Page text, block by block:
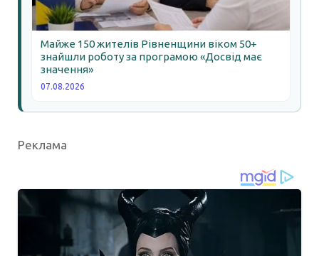
Майже 150 жителів Рівненщини віком 50+
знайшли роботу за програмою «Досвід має
значення»
07.08.2026
Реклама